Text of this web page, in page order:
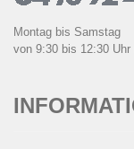
Montag bis Samstag
von 9:30 bis 12:30